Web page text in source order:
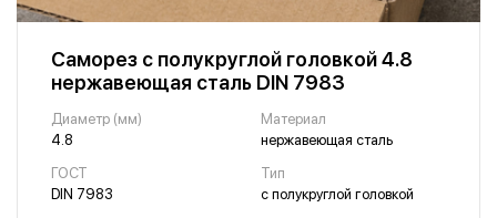
Саморез с полукруглой головкой 4.8
нержавеющая сталь DIN 7983
Диаметр (мм)
4.8
Материал
нержавеющая сталь
ГОСТ
DIN 7983
Тип
с полукруглой головкой